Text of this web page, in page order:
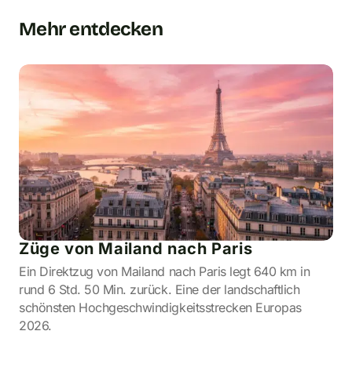
Mehr entdecken
Züge von Mailand nach Paris
Ein Direktzug von Mailand nach Paris legt 640 km in
rund 6 Std. 50 Min. zurück. Eine der landschaftlich
schönsten Hochgeschwindigkeitsstrecken Europas
2026.